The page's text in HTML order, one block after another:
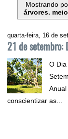
Mostrando
árvores.
quarta-feira, 16 de
21 de setembro:
O
conscientizar as...